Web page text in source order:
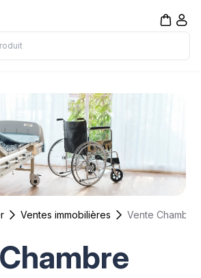
Ventes immobilières